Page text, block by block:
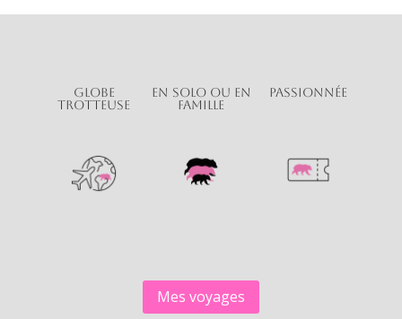
Globe
trotteuse
En solo ou en
Famille
Passionnée
Mes voyages